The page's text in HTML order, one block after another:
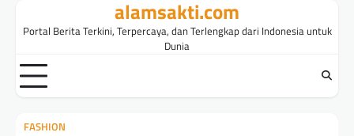
alamsakti.com
Portal Berita Terkini, Terpercaya, dan Terlengkap dari Indonesia untuk
Dunia
FASHION